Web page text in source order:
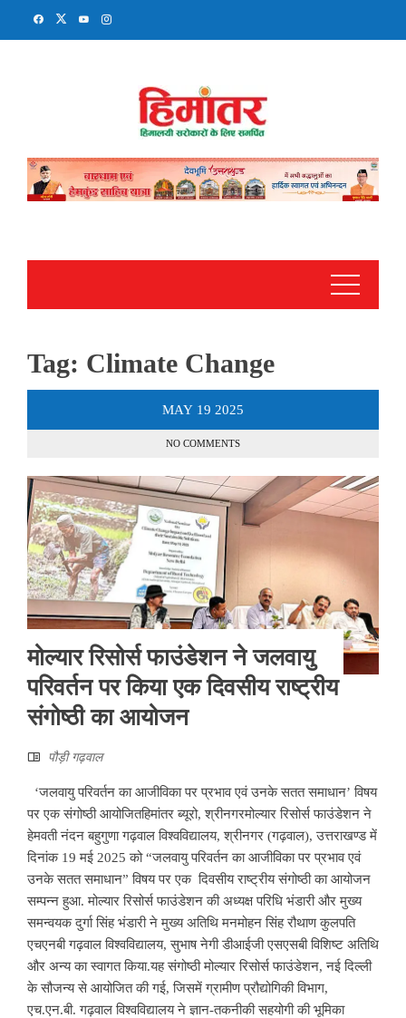
Tag: Climate Change
MAY 19 2025
NO COMMENTS
मोल्यार रिसोर्स फाउंडेशन ने जलवायु
परिवर्तन पर किया एक दिवसीय राष्ट्रीय
संगोष्ठी का आयोजन
पौड़ी गढ़वाल
‘जलवायु परिवर्तन का आजीविका पर प्रभाव एवं उनके सतत समाधान’ विषय
पर एक संगोष्ठी आयोजितहिमांतर ब्यूरो, श्रीनगरमोल्यार रिसोर्स फाउंडेशन ने
हेमवती नंदन बहुगुणा गढ़वाल विश्वविद्यालय, श्रीनगर (गढ़वाल), उत्तराखण्ड में
दिनांक 19 मई 2025 को “जलवायु परिवर्तन का आजीविका पर प्रभाव एवं
उनके सतत समाधान” विषय पर एक दिवसीय राष्ट्रीय संगोष्ठी का आयोजन
सम्पन्न हुआ. मोल्यार रिसोर्स फाउंडेशन की अध्यक्ष परिधि भंडारी और मुख्य
समन्वयक दुर्गा सिंह भंडारी ने मुख्य अतिथि मनमोहन सिंह रौथाण कुलपति
एचएनबी गढ़वाल विश्वविद्यालय, सुभाष नेगी डीआईजी एसएसबी विशिष्ट अतिथि
और अन्य का स्वागत किया.यह संगोष्ठी मोल्यार रिसोर्स फाउंडेशन, नई दिल्ली
के सौजन्य से आयोजित की गई, जिसमें ग्रामीण प्रौद्योगिकी विभाग,
एच.एन.बी. गढ़वाल विश्वविद्यालय ने ज्ञान-तकनीकी सहयोगी की भूमिका